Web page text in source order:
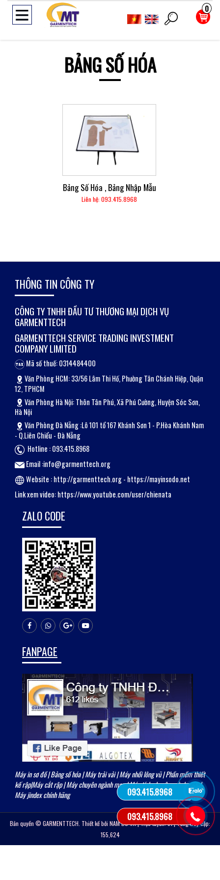
093.415.8968
093.415.8968
0
BẢNG SỐ HÓA
Bảng Số Hóa , Bảng Nhập Mẫu
Liên hệ: 093.415.8968
THÔNG TIN CÔNG TY
CÔNG TY TNHH ĐẦU TƯ THƯƠNG MẠI DỊCH VỤ
GARMENTTECH
GARMENTTECH SERVICE TRADING INVESTMENT
COMPANY LIMITED
Mã số thuế: 0314484400
Văn Phòng HCM: 33/56 Lâm Thi Hố, Phường Tân Chánh Hiệp, Quận
12, TPHCM
Văn Phòng Hà Nội: Thôn Tân Phú, Xã Phú Cường, Huyện Sóc Sơn,
Hà Nội
Văn Phòng Đà Nẵng :Lô 101 tổ 167 Khánh Sơn 1 - P.Hòa Khánh Nam
- Q.Liên Chiểu - Đà Nẵng
Hotline : 093.415.8968
Email :info@garmenttech.org
Website :http://garmenttech.org- https://mayinsodo.net
Link xem video:https://www.youtube.com/user/chienata
ZALO CODE
FANPAGE
Máy in sơ đồ|Bảng số hóa|Máy trải vải| Máy nhồi lông vũ | Phần mềm thiết
kế rập|Máy cắt rập|Máy chuyên ngành may|Máy tính chuyên ngành may|
Máy jindex chính hãng
Bản quyền © GARMENTTECH. Thiết kế bởi NAM BO VN| Trực tuyến: 51 | Tổng truy cập:
155,624